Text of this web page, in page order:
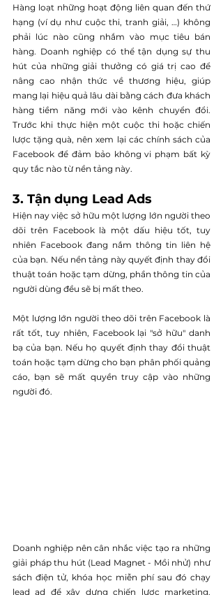
Hàng loạt những hoạt động liên quan đến thứ
hạng (ví dụ như cuộc thi, tranh giải, …) không
phải lúc nào cũng nhắm vào mục tiêu bán
hàng. Doanh nghiệp có thể tận dụng sự thu
hút của những giải thưởng có giá trị cao để
nâng cao nhận thức về thương hiệu, giúp
mang lại hiệu quả lâu dài bằng cách đưa khách
hàng tiềm năng mới vào kênh chuyển đổi.
Trước khi thực hiện một cuộc thi hoặc chiến
lược tặng quà, nên xem lại các chính sách của
Facebook để đảm bảo không vi phạm bất kỳ
quy tắc nào từ nền tảng này.
3. Tận dụng Lead Ads
Hiện nay việc sở hữu một lượng lớn người theo
dõi trên Facebook là một dấu hiệu tốt, tuy
nhiên Facebook đang nắm thông tin liên hệ
của bạn. Nếu nền tảng này quyết định thay đổi
thuật toán hoặc tạm dừng, phần thông tin của
người dùng đều sẽ bị mất theo.
Một lượng lớn người theo dõi trên Facebook là
rất tốt, tuy nhiên, Facebook lại "sở hữu" danh
bạ của bạn. Nếu họ quyết định thay đổi thuật
toán hoặc tạm dừng cho bạn phân phối quảng
cáo, bạn sẽ mất quyền truy cập vào những
người đó.
Doanh nghiệp nên cân nhắc việc tạo ra những
giải pháp thu hút (Lead Magnet - Mồi nhử) như
sách điện tử, khóa học miễn phí sau đó chạy
lead ad để xây dựng chiến lược marketing.